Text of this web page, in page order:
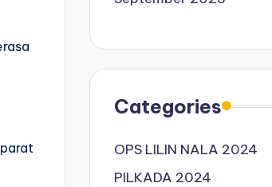
Categories
OPS LILIN NALA 2024
PILKADA 2024